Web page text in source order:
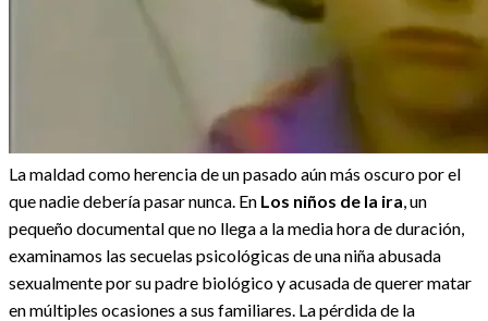
La maldad como herencia de un pasado aún más oscuro por el
que nadie debería pasar nunca. En Los niños de la ira , un
pequeño documental que no llega a la media hora de duración,
examinamos las secuelas psicológicas de una niña abusada
sexualmente por su padre biológico y acusada de querer matar
en múltiples ocasiones a sus familiares. La pérdida de la